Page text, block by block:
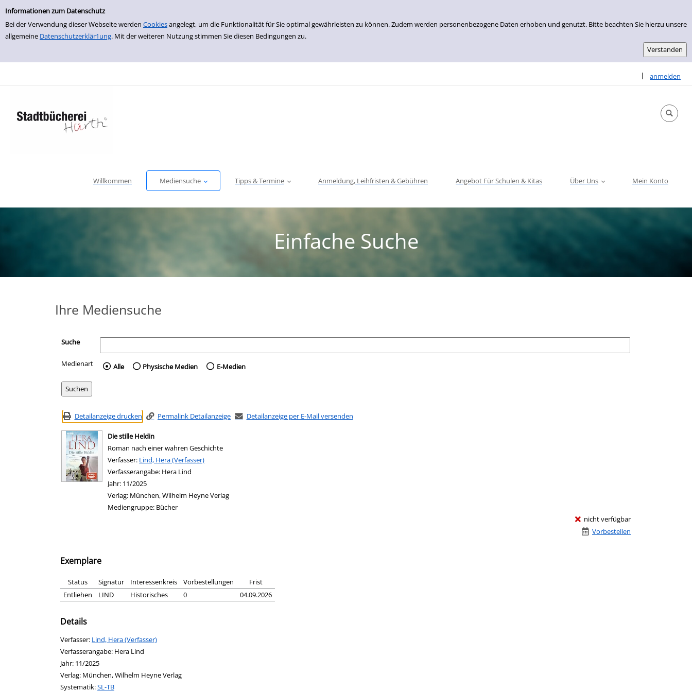
Einfache Suche
Informationen zum Datenschutz
Bei der Verwendung dieser Webseite werden Cookiesangelegt, um die Funktionalität für Sie optimal gewährleisten zu können. Zudem werden personenbezogene Daten erhoben und genutzt. Bitte beachten Sie hierzu unsere
allgemeine Datenschutzerklär1ung. Mit der weiteren Nutzung stimmen Sie diesen Bedingungen zu.
zur Navigation springen
zum Inhalt springen
Zur Detailanzeige springen
| anmelden
Sprache
Willkommen Mediensuche Tipps & Termine Anmeldung, Leihfristen & Gebühren Angebot Für Schulen & Kitas Über Uns Mein Konto
Einfache Suche
Ihre Mediensuche
Suche
Medienart Wählen Sie die Medienart nach der Sie suchen wollen.
Alle Physische Medien E-Medien
Detailanzeige drucken Permalink Detailanzeige Detailanzeige per E-Mail versenden
Die stille Heldin
Roman nach einer wahren Geschichte
Verfasser: Suche nach diesem Verfasser
Lind, Hera (Verfasser)
Verfasserangabe: Hera Lind
Jahr: 11/2025
Verlag: München, Wilhelm Heyne Verlag
Mediengruppe: Bücher
nicht verfügbar
Vorbestellen
Exemplare
Status Signatur Interessenkreis Vorbestellungen
Frist
Entliehen
LIND Historisches 0 04.09.2026
Details
Verfasser: Suche nach diesem Verfasser
Lind, Hera (Verfasser)
Verfasserangabe: Hera Lind
Jahr: 11/2025
Verlag: München, Wilhelm Heyne Verlag
opens in new tab
Diesen Link in neuem Tab öffnen
Systematik:Suche nach dieser Systematik
SL-TB